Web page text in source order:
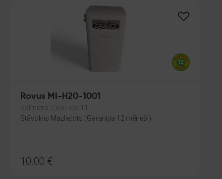
Rovus MI-H20-1001
Valmiera, Cēsu iela 11
Stāvoklis Mazlietots (Garantija 12 mēneši)
10.00 €